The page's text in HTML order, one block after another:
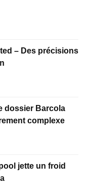
– Des précisions
dossier Barcola
complexe
jette un froid